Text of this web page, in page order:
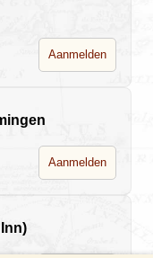
Aanmelden
Aanmelden